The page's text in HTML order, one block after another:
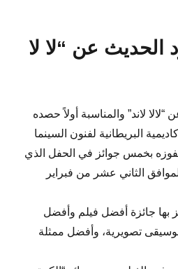
الحديث عن “لا لا
لاند” والمناسبة أولاً حصده
البريطانية لفنون السينما
بفوزه بخمس جوائز في الحفل الذي
الثاني عشر من فبراير
بها جائزة أفضل فيلم وأفضل
تصويرية، وأفضل ممثلة